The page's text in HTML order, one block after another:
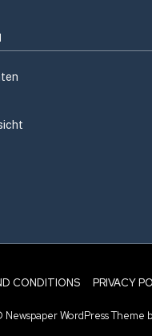
CONDITIONS PRIVACY
Newspaper WordPress Theme